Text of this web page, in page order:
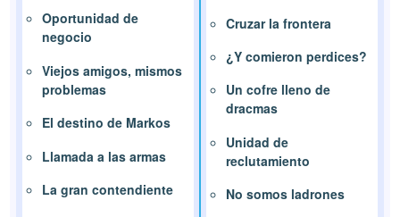
Oportunidad de
negocio
Viejos amigos, mismos
problemas
El destino de Markos
Llamada a las armas
La gran contendiente
Cruzar la frontera
¿Y comieron perdices?
Un cofre lleno de
dracmas
Unidad de
reclutamiento
No somos ladrones